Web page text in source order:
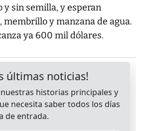
y sin semilla, y esperan
membrillo y manzana de agua.
ya 600 mil dólares.